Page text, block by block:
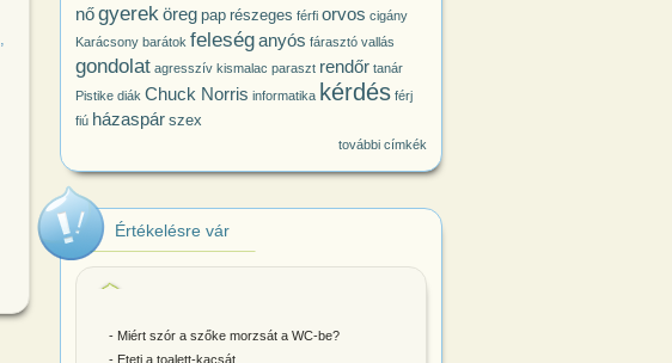
nőgyereköreg pap részeges férfi orvos cigány
Karácsony barátok feleséganyós fárasztó vallás
gondolat agresszív kismalac paraszt rendőr tanár
Pistike diák Chuck Norris informatika kérdés férj
fiú házaspár szex
további címkék
Értékelésre vár
- Miért szór a szőke morzsát a WC-be?
- Eteti a toalett-kacsát